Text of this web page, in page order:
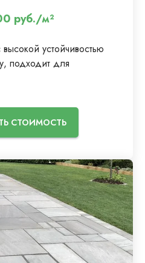
руб./м²
устойчивостью
подходит для
СТОИМОСТЬ